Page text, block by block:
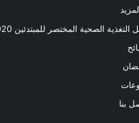
التغذية الصحية المختصر للمبتدئين 2020​
بنا